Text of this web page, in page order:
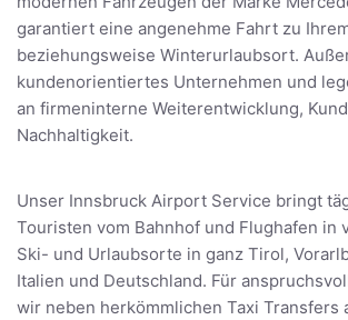
garantiert eine angenehme Fahrt zu
beziehungsweise Winterurlaubsort.
kundenorientiertes Unternehmen und
an firmeninterne Weiterentwicklung,
Nachhaltigkeit.
Unser Innsbruck Airport Service bringt
Touristen vom Bahnhof und Flughafen in
Ski- und Urlaubsorte in ganz Tirol,
Italien und Deutschland. Für
wir neben herkömmlichen Taxi Transfers